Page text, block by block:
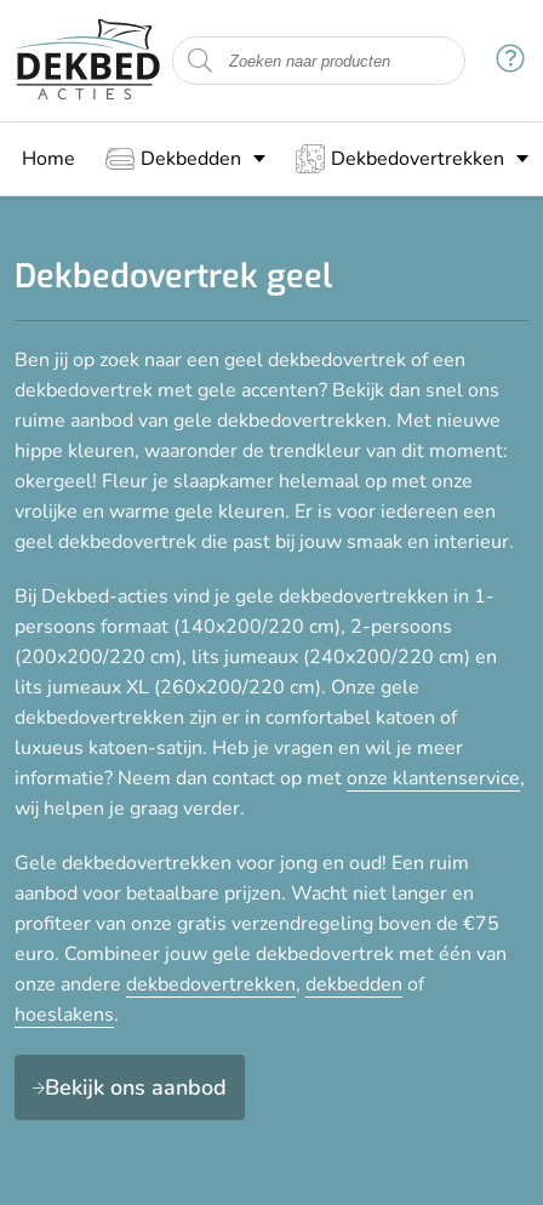
Home Dekbedden Dekbedovertrekken
Dekbedovertrek geel
Ben jij op zoek naar een geel dekbedovertrek of een
dekbedovertrek met gele accenten? Bekijk dan snel ons
ruime aanbod van gele dekbedovertrekken. Met nieuwe
hippe kleuren, waaronder de trendkleur van dit moment:
okergeel! Fleur je slaapkamer helemaal op met onze
vrolijke en warme gele kleuren. Er is voor iedereen een
geel dekbedovertrek die past bij jouw smaak en interieur.
Bij Dekbed-acties vind je gele dekbedovertrekken in 1-
persoons formaat (140x200/220 cm), 2-persoons
(200x200/220 cm), lits jumeaux (240x200/220 cm) en
lits jumeaux XL (260x200/220 cm). Onze gele
dekbedovertrekken zijn er in comfortabel katoen of
luxueus katoen-satijn. Heb je vragen en wil je meer
informatie? Neem dan contact op metonze klantenservice,
wij helpen je graag verder.
Gele dekbedovertrekken voor jong en oud! Een ruim
aanbod voor betaalbare prijzen. Wacht niet langer en
profiteer van onze gratis verzendregeling boven de €75
euro. Combineer jouw gele dekbedovertrek met één van
onze andere dekbedovertrekken, dekbedden of
hoeslakens.
Bekijk ons aanbod
Filteren
Maat
1-persoons (140x200/220)
Lits-jumeaux XL (260x220)
Woonstijl
Stof
Katoen-satijn
Voor kinderen
Dessin
Effen
Stippen
Merk
Type
Met brede instopstrook